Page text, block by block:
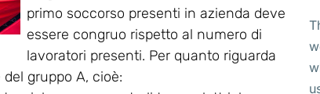
primo soccorso presenti in azienda deve
essere congruo rispetto al numero di
lavoratori presenti. Per quanto riguarda
gruppo A, cioè: